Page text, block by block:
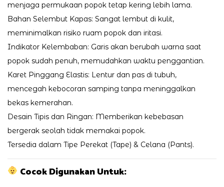
menjaga permukaan popok tetap kering lebih lama.
Bahan Selembut Kapas: Sangat lembut di kulit,
meminimalkan risiko ruam popok dan iritasi.
Indikator Kelembaban: Garis akan berubah warna saat
popok sudah penuh, memudahkan waktu penggantian.
Karet Pinggang Elastis: Lentur dan pas di tubuh,
mencegah kebocoran samping tanpa meninggalkan
bekas kemerahan.
Desain Tipis dan Ringan: Memberikan kebebasan
bergerak seolah tidak memakai popok.
Tersedia dalam Tipe Perekat (Tape) & Celana (Pants).
Cocok Digunakan Untuk: